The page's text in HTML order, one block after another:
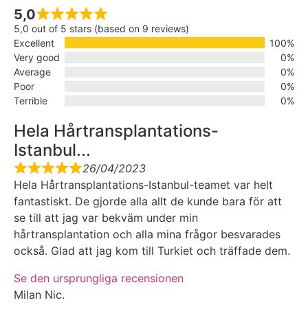
5,0
5,0 out of 5 stars (based on 9 reviews)
Excellent
100%
Very good
0%
Average
0%
Poor
0%
Terrible
0%
Hela Hårtransplantations-
Istanbul...
26/04/2023
Hela Hårtransplantations-Istanbul-teamet var helt
fantastiskt. De gjorde alla allt de kunde bara för att
se till att jag var bekväm under min
hårtransplantation och alla mina frågor besvarades
också. Glad att jag kom till Turkiet och träffade dem.
Se den ursprungliga recensionen
Milan Nic.